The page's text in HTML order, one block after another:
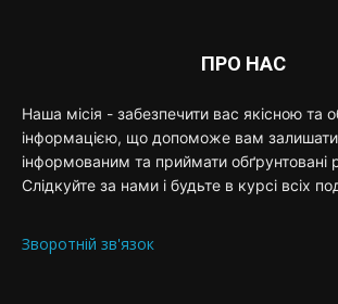
ПРО НАС
Наша місія - забезпечити вас якісною та
інформацією, що допоможе вам
інформованим та приймати обґрунтовані
Слідкуйте за нами і будьте в курсі всіх
Зворотній зв'язок